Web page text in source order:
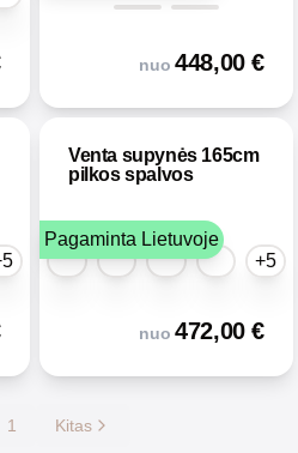
nuo 448,00€
Venta supynės 165cm
pilkos spalvos
Pagaminta Lietuvoje
+5
nuo 472,00€
1 Kitas